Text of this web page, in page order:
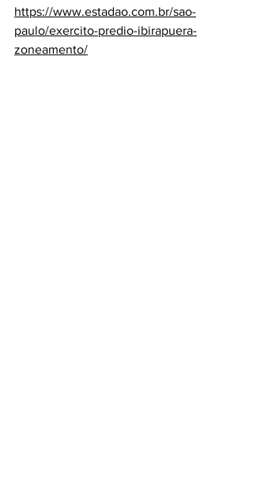
https://www.estadao.com.br/sao-
paulo/exercito-predio-ibirapuera-
zoneamento/